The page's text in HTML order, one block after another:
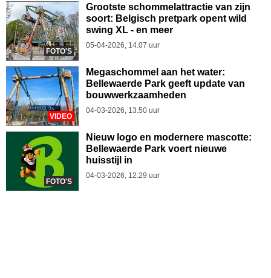
FOTO'S
Grootste schommelattractie van zijn
soort: Belgisch pretpark opent wild
swing XL - en meer
05-04-2026, 14.07 uur
VIDEO
Megaschommel aan het water:
Bellewaerde Park geeft update van
bouwwerkzaamheden
04-03-2026, 13.50 uur
FOTO'S
Nieuw logo en modernere mascotte:
Bellewaerde Park voert nieuwe
huisstijl in
04-03-2026, 12.29 uur